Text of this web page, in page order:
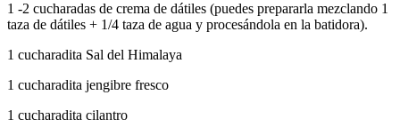
1 -2 cucharadas de crema de dátiles (puedes prepararla mezclando 1
taza de dátiles + 1/4 taza de agua y procesándola en la batidora).
1 cucharadita Sal del Himalaya
1 cucharadita jengibre fresco
1 cucharadita cilantro